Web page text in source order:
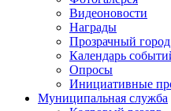
Видеоновости
Награды
Прозрачный город
Календарь
Опросы
Инициативные
Муниципальная служба